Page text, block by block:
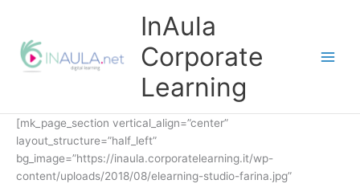
contenuto
InAula
Corporate
Learning
[mk_page_section vertical_align=”center”
layout_structure=”half_left”
bg_image=”https://inaula.corporatelearning.it/wp-
content/uploads/2018/08/elearning-studio-farina.jpg”